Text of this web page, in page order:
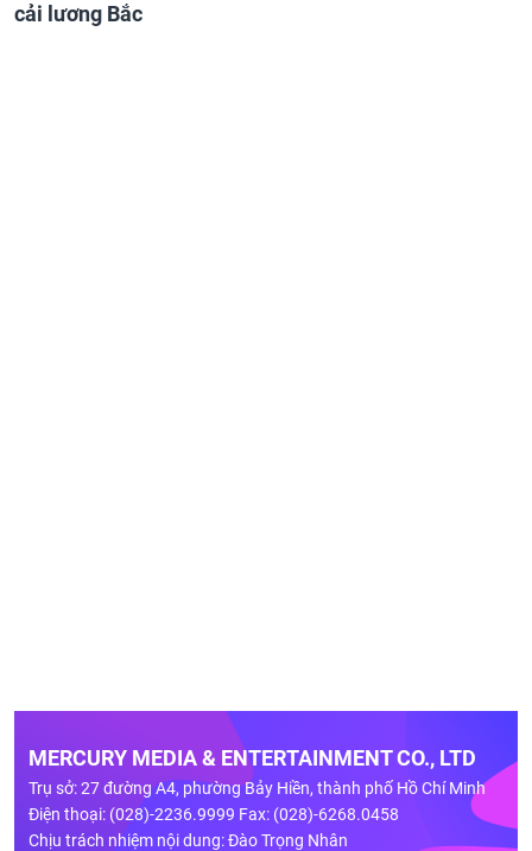
cải lương Bắc
MERCURY MEDIA & ENTERTAINMENT CO., LTD
Trụ sở: 27 đường A4, phường Bảy Hiền, thành phố Hồ Chí Minh
Điện thoại: (028)-2236.9999 Fax: (028)-6268.0458
Chịu trách nhiệm nội dung: Đào Trọng Nhân